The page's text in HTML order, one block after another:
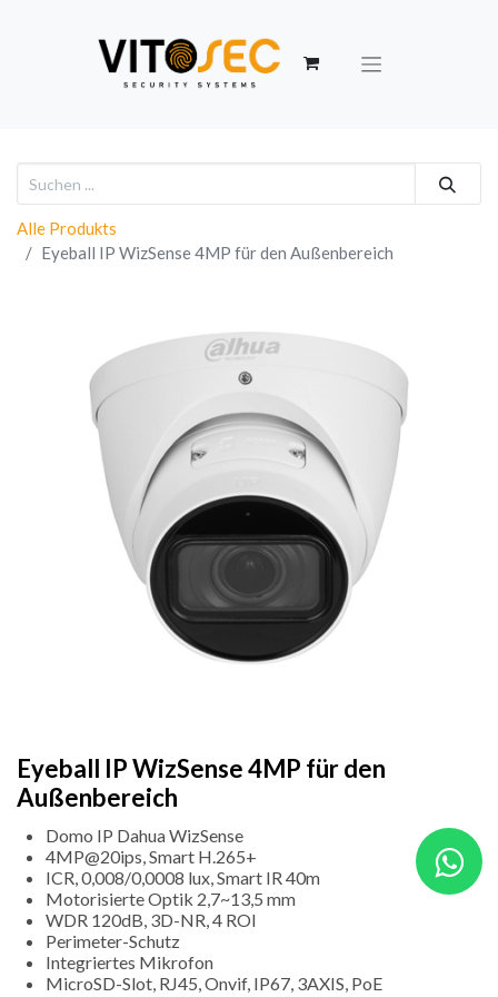
Alle Produkts
Eyeball IP WizSense 4MP für den Außenbereich
Eyeball IP WizSense 4MP für den
Außenbereich
Domo IP Dahua WizSense
4MP@20ips, Smart H.265+
ICR, 0,008/0,0008 lux, Smart IR 40m
Motorisierte Optik 2,7~13,5 mm
WDR 120dB, 3D-NR, 4 ROI
Perimeter-Schutz
Integriertes Mikrofon
MicroSD-Slot, RJ45, Onvif, IP67, 3AXIS, PoE